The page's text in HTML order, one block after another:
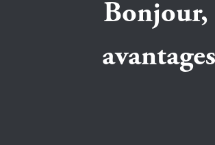
Bonjour,